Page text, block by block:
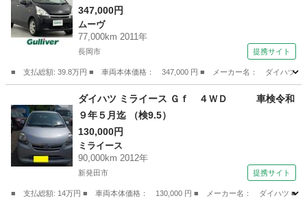
ンチアルミホイール オートエアコン アイドリ
ングストップ 純正フロアマット 電動格納ミラ
ー 社外アルミ夏タイヤ車載 スマートキー （な
347,000円
ムーヴ
77,000km 2011年
長岡市 提携サイト
■ 支払総額: 39.8万円 ■ 車両本体価格： 347,000 円 ■ メーカー名： ダイハツ
ムーヴ
ダイハツ ミライース Ｇｆ ４ＷＤ 車検令和
９年５月迄 （検9.5）
130,000円
ミライース
90,000km 2012年
新発田市 提携サイト
■ 支払総額: 14万円 ■ 車両本体価格： 130,000 円 ■ メーカー名： ダイハ